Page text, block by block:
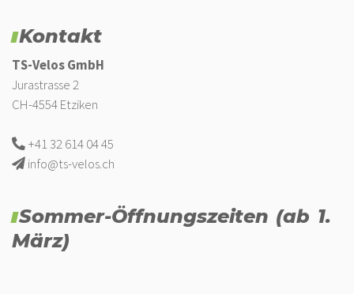
Kontakt
TS-Velos GmbH
Jurastrasse 2
CH-4554 Etziken
+41 32 614 04 45
info@ts-velos.ch
Sommer-Öffnungszeiten (ab 1.
März)